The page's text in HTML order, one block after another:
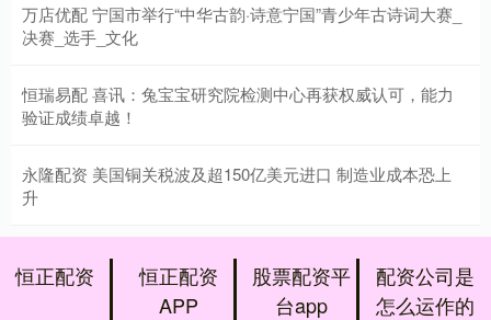
万店优配 宁国市举行“中华古韵·诗意宁国”青少年古诗词大赛_
决赛_选手_文化
恒瑞易配 喜讯：兔宝宝研究院检测中心再获权威认可，能力
验证成绩卓越！
永隆配资 美国铜关税波及超150亿美元进口 制造业成本恐上
升
恒正配资
恒正配资
APP
股票配资平
台app
配资公司是
怎么运作的